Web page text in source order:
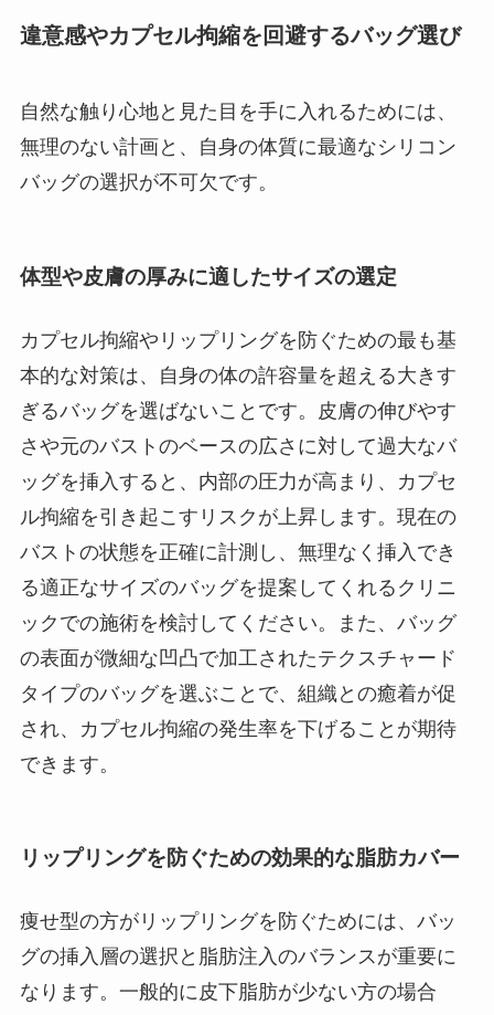
違意感やカプセル拘縮を回避するバッグ選び
自然な触り心地と見た目を手に入れるためには、
無理のない計画と、自身の体質に最適なシリコン
バッグの選択が不可欠です。
体型や皮膚の厚みに適したサイズの選定
カプセル拘縮やリップリングを防ぐための最も基
本的な対策は、自身の体の許容量を超える大きす
ぎるバッグを選ばないことです。皮膚の伸びやす
さや元のバストのベースの広さに対して過大なバ
ッグを挿入すると、内部の圧力が高まり、カプセ
ル拘縮を引き起こすリスクが上昇します。現在の
バストの状態を正確に計測し、無理なく挿入でき
る適正なサイズのバッグを提案してくれるクリニ
ックでの施術を検討してください。また、バッグ
の表面が微細な凹凸で加工されたテクスチャード
タイプのバッグを選ぶことで、組織との癒着が促
され、カプセル拘縮の発生率を下げることが期待
できます。
リップリングを防ぐための効果的な脂肪カバー
痩せ型の方がリップリングを防ぐためには、バッ
グの挿入層の選択と脂肪注入のバランスが重要に
なります。一般的に皮下脂肪が少ない方の場合